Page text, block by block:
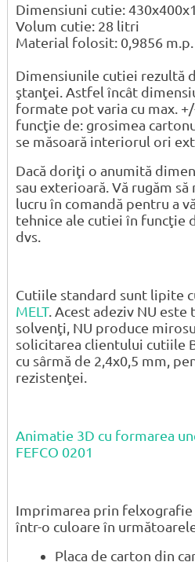
Dimensiuni cutie:
Volum cutie: 28 litri
Material folosit: 0,9856 m.p.
Dimensiunile cutiei rezultă
ştanţei. Astfel încât
formate pot varia cu max.
funcţie de: grosimea
se măsoară interiorul ori
Dacă doriţi o anumită
sau exterioară. Vă rugăm
lucru în comandă pentru a
tehnice ale cutiei în funcţie
dvs.
Cutiile standard sunt lipite
MELT. Acest adeziv NU este
solvenţi, NU produce
solicitarea clientului cutiile
cu sârmă de 2,4x0,5 mm,
rezistenţei.
Animatie 3D cu formarea
FEFCO 0201
Imprimarea prin felxografie
într-o culoare în
Placa de carton din